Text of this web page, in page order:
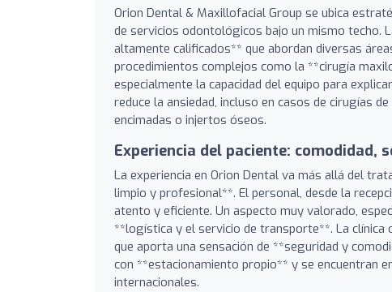
Orion Dental & Maxillofacial Group se ubica
de servicios odontológicos bajo un mismo techo.
altamente calificados** que abordan diversas
procedimientos complejos como la **cirugía
especialmente la capacidad del equipo para
reduce la ansiedad, incluso en casos de cirugías
encimadas o injertos óseos.
Experiencia del paciente: comodidad,
La experiencia en Orion Dental va más allá del
limpio y profesional**. El personal, desde la
atento y eficiente. Un aspecto muy valorado,
**logística y el servicio de transporte**. La clínica
que aporta una sensación de **seguridad y
con **estacionamiento propio** y se encuentran
internacionales.